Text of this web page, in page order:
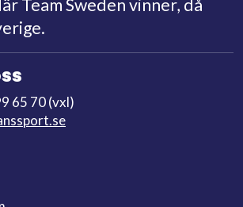
Team Sweden vinner, då
65 70 (vxl)